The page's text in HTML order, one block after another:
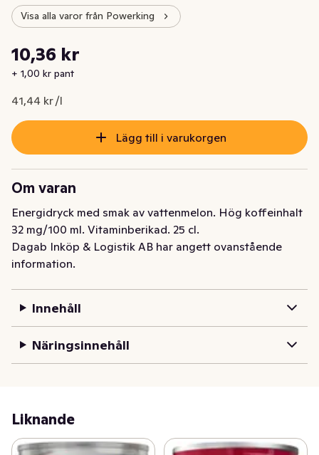
Visa alla varor från Powerking
Nuvarande pris är: 10,36 kr
10,36 kr
+ 1,00 kr pant
41,44 kr /l
Styckpris: 41,44 kr /l
Lägg till i varukorgen
Om varan
Energidryck med smak av vattenmelon. Hög koffeinhalt
32 mg/100 ml. Vitaminberikad. 25 cl.
Dagab Inköp & Logistik AB har angett ovanstående
information.
Innehåll
Näringsinnehåll
Liknande